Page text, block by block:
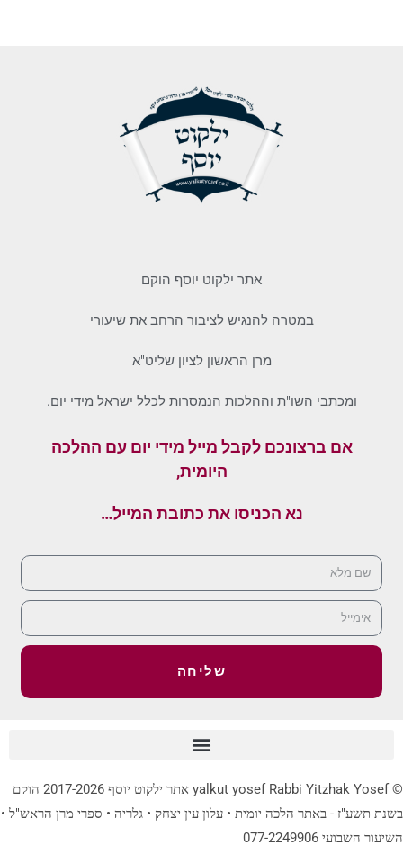
אתר ילקוט יוסף הוקם
במטרה להנגיש לציבור הרחב את שיעורי
מרן הראשון לציון שליט"א
ומכתבי השו"ת וההלכות הנמסרות לכלל ישראל מידי יום.
אם ברצונכם לקבל מייל מידי יום עם ההלכה
היומית,
נא הכניסו את כתובת המייל…
שליחה
© yalkut yosef Rabbi Yitzhak Yosef אתר ילקוט יוסף 2017-2026 הוקם
בשנת תשע"ז - באתר הלכה יומית • עלון עין יצחק • גלריה • ספרי מרן הראש"ל •
השיעור השבועי 077-2249906